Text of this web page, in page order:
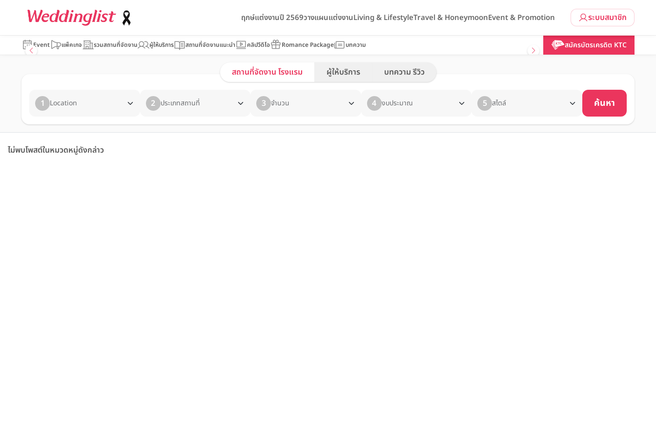
ระบบสมาชิก
ฤกษ์แต่งงานปี 2569วางแผนแต่งงานLiving & LifestyleTravel & HoneymoonEvent & Promotion
Event แพ็คเกจ รวมสถานที่จัดงาน ผู้ให้บริการ สถานที่จัดงานแนะนำ คลิปวีดีโอ Romance Package บทความ สมัครบัตรเครดิต KTC
สถานที่จัดงาน โรงแรม ผู้ให้บริการ บทความ รีวิว
1 Location 2 ประเภทสถานที่ 3 จำนวน 4 งบประมาณ 5 สไตล์ ค้นหา
ไม่พบโพสต์ในหมวดหมู่ดังกล่าว